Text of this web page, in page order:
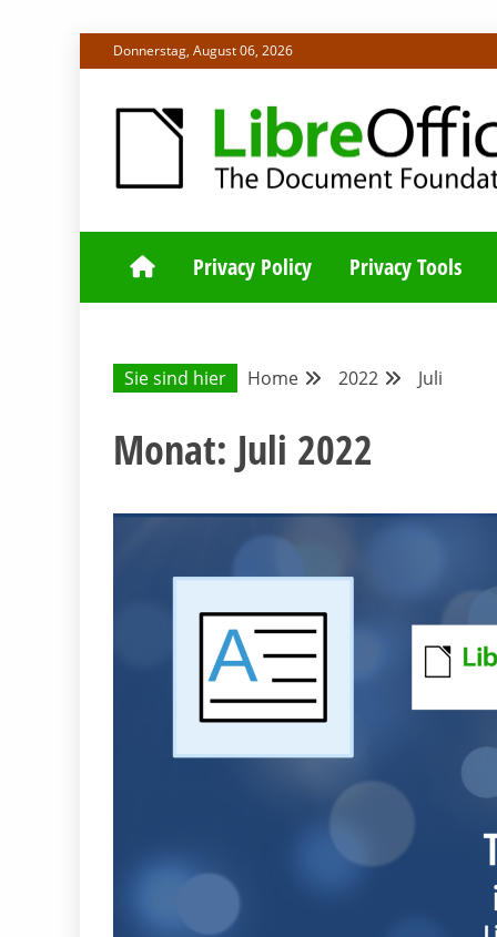
to
Donnerstag, August 06, 2026
DEUTSCHER
Privacy Policy Privacy Tools
Sie sind hier Home 2022 Juli
Monat: Juli 2022